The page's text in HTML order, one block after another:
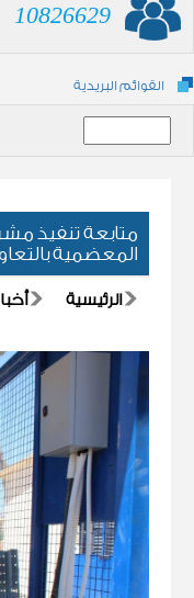
10826629
القوائم البريدية
متابعة تنفيذ
المعضمية
الرئيسية